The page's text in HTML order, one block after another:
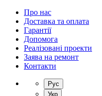
Про нас
Доставка та оплата
Гарантії
Допомога
Реалізовані проекти
Заява на ремонт
Контакти
Рус
Укр